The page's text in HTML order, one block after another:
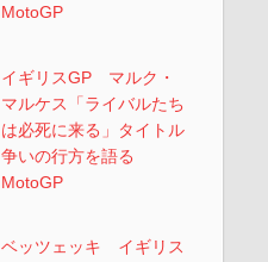
MotoGP
イギリスGP マルク・
マルケス「ライバルたち
は必死に来る」タイトル
争いの行方を語る
MotoGP
ベッツェッキ イギリス